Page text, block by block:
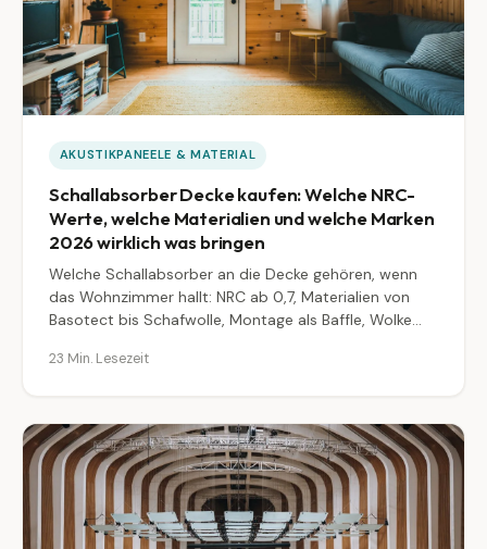
AKUSTIKPANEELE & MATERIAL
Schallabsorber Decke kaufen: Welche NRC-
Werte, welche Materialien und welche Marken
2026 wirklich was bringen
Welche Schallabsorber an die Decke gehören, wenn
das Wohnzimmer hallt: NRC ab 0,7, Materialien von
Basotect bis Schafwolle, Montage als Baffle, Wolke
bis 200 Euro pro Quadratmeter und konkrete Marken
23 Min. Lesezeit